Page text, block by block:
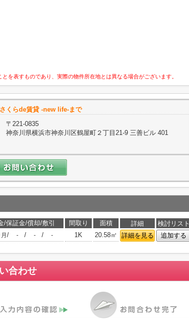
を表すものであり、実際の物件所在地とは異なる場合がございます。
さくらde賃貸 -new life-まで
〒221-0835
神奈川県横浜市神奈川区鶴屋町２丁目21-9 三善ビル 401
/保証金/償却/敷引 間取り 面積 詳細
検討リスト
/ - / - / - 1K 20.58㎡ 詳細を見る 追加する
合わせ